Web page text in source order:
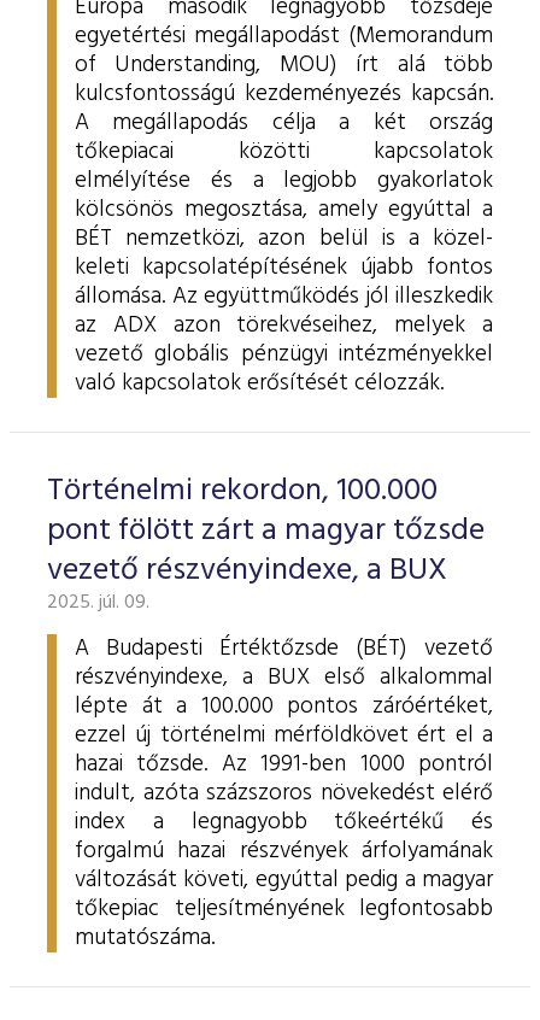
Európa második legnagyobb tőzsdéje
egyetértési megállapodást (Memorandum
of Understanding, MOU) írt alá több
kulcsfontosságú kezdeményezés kapcsán.
A megállapodás célja a két ország
tőkepiacai közötti kapcsolatok
elmélyítése és a legjobb gyakorlatok
kölcsönös megosztása, amely egyúttal a
BÉT nemzetközi, azon belül is a közel-
keleti kapcsolatépítésének újabb fontos
állomása. Az együttműködés jól illeszkedik
az ADX azon törekvéseihez, melyek a
vezető globális pénzügyi intézményekkel
való kapcsolatok erősítését célozzák.
Történelmi rekordon, 100.000
pont fölött zárt a magyar tőzsde
vezető részvényindexe, a BUX
2025. júl. 09.
A Budapesti Értéktőzsde (BÉT) vezető
részvényindexe, a BUX első alkalommal
lépte át a 100.000 pontos záróértéket,
ezzel új történelmi mérföldkövet ért el a
hazai tőzsde. Az 1991-ben 1000 pontról
indult, azóta százszoros növekedést elérő
index a legnagyobb tőkeértékű és
forgalmú hazai részvények árfolyamának
változását követi, egyúttal pedig a magyar
tőkepiac teljesítményének legfontosabb
mutatószáma.